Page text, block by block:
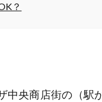
？
中央商店街の（駅